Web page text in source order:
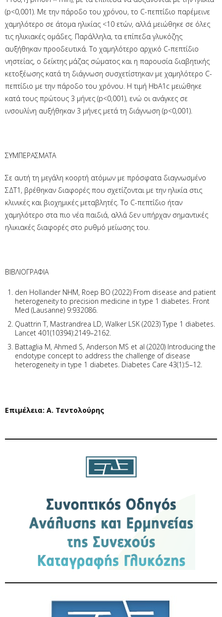
(p<0,001). Με την πάροδο του χρόνου, το C-πεπτίδιο παρέμεινε
χαμηλότερο σε άτομα ηλικίας <10 ετών, αλλά μειώθηκε σε όλες
τις ηλικιακές ομάδες. Παράλληλα, τα επίπεδα γλυκόζης
αυξήθηκαν προοδευτικά. Το χαμηλότερο αρχικό C-πεπτίδιο
νηστείας, ο δείκτης μάζας σώματος και η παρουσία διαβητικής
κετοξέωσης κατά τη διάγνωση συσχετίστηκαν με χαμηλότερο C-
πεπτίδιο με την πάροδο του χρόνου. Η τιμή HbA1c μειώθηκε
κατά τους πρώτους 3 μήνες (p<0,001), ενώ οι ανάγκες σε
ινσουλίνη αυξήθηκαν 3 μήνες μετά τη διάγνωση (p<0,001).
ΣΥΜΠΕΡΑΣΜΑΤΑ
Σε αυτή τη μεγάλη κοορτή ατόμων με πρόσφατα διαγνωσμένο
ΣΔΤ1, βρέθηκαν διαφορές που σχετίζονται με την ηλικία στις
κλινικές και βιοχημικές μεταβλητές. Το C-πεπτίδιο ήταν
χαμηλότερο στα πιο νέα παιδιά, αλλά δεν υπήρχαν σημαντικές
ηλικιακές διαφορές στο ρυθμό μείωσης του.
ΒΙΒΛΙΟΓΡΑΦΙΑ
den Hollander NHM, Roep BO (2022) From disease and patient
heterogeneity to precision medicine in type 1 diabetes. Front
Med (Lausanne) 9:932086.
Quattrin T, Mastrandrea LD, Walker LSK (2023) Type 1 diabetes.
Lancet 401(10394):2149–2162.
Battaglia M, Ahmed S, Anderson MS et al (2020) Introducing the
endotype concept to address the challenge of disease
heterogeneity in type 1 diabetes. Diabetes Care 43(1):5–12.
Επιμέλεια: Α. Τεντολούρης